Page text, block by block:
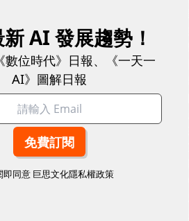
AI 發展趨勢！
數位時代》日報、《一天一
AI》圖解日報
即同意 巨思文化隱私權政策